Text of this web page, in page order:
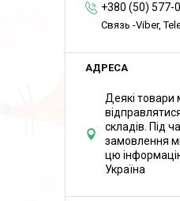
+380 (50) 577-
Связь -Viber,
Деякі товари
складів. Під
замовлення
цю
Україна